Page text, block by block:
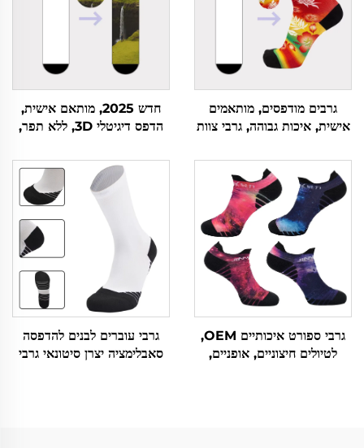
גרבים מודפסים, מותאמים
אישית, איכות גבוהה, גרבי צוות
חדש 2025, מותאם אישית,
הדפס דיגיטלי 3D, ללא תפר,
גרבי ספורט איכותיים OEM,
לטיולים חיצוניים, אופניים,
גרבי עוברים לבנים להדפסה
סאבלימציה יצרן סיטונאי גרבי